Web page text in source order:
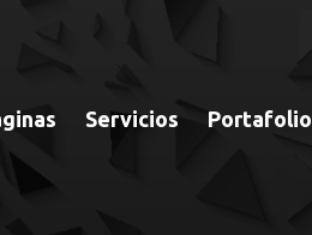
Servicios Portafolio